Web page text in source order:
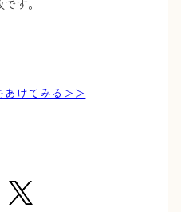
す。
あけてみる＞＞